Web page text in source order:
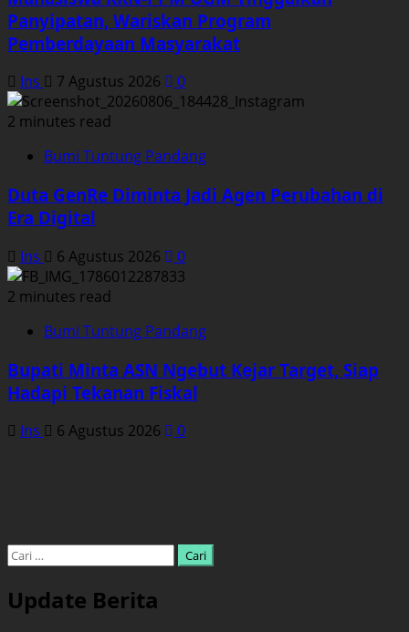
Panyipatan, Wariskan Program
Pemberdayaan Masyarakat
Ins 7 Agustus 2026
0
2 minutes read
Bumi Tuntung Pandang
Duta GenRe Diminta Jadi Agen Perubahan di
Era Digital
Ins 6 Agustus 2026
0
2 minutes read
Bumi Tuntung Pandang
Bupati Minta ASN Ngebut Kejar Target, Siap
Hadapi Tekanan Fiskal
Ins 6 Agustus 2026 0
Cari
Update Berita